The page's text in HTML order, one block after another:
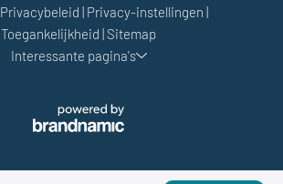
Privacybeleid | Privacy-instellingen |
Toegankelijkheid | Sitemap
Interessante pagina's